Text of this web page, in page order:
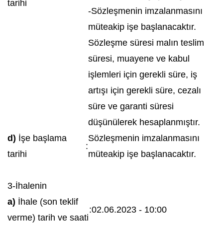
tarihi
-Sözleşmenin imzalanmasını
müteakip işe başlanacaktır.
Sözleşme süresi malın teslim
süresi, muayene ve kabul
işlemleri için gerekli süre, iş
artışı için gerekli süre, cezalı
süre ve garanti süresi
düşünülerek hesaplanmıştır.
d) İşe başlama
tarihi
:
Sözleşmenin imzalanmasını
müteakip işe başlanacaktır.
3-İhalenin
a) İhale (son teklif
verme) tarih ve saati
:02.06.2023 - 10:00